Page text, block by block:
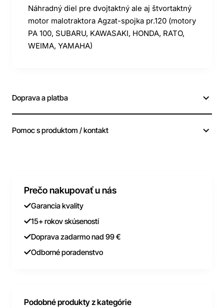
Náhradný diel pre dvojtaktný ale aj štvortaktný
motor malotraktora Agzat-spojka pr.120 (motory
PA 100, SUBARU, KAWASAKI, HONDA, RATO,
WEIMA, YAMAHA)
Doprava a platba
Pomoc s produktom / kontakt
Prečo nakupovať u nás
Garancia kvality
15+ rokov skúseností
Doprava zadarmo nad 99 €
Odborné poradenstvo
Podobné produkty z kategórie